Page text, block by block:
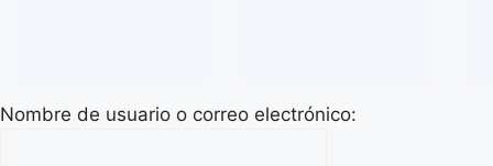
Nombre de usuario o correo electrónico: